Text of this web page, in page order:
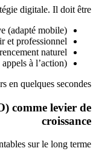
digitale. Il doit être :
(adapté mobile)
et professionnel
naturel
à l’action)
en quelques secondes.
comme levier de
croissance
sur le long terme.